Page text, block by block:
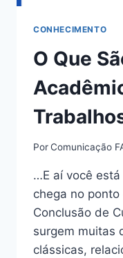
CONHECIMENTO
O Que
PorComunicação
…E aí você
chega no
Conclusão de
surgem muitas
clássicas,